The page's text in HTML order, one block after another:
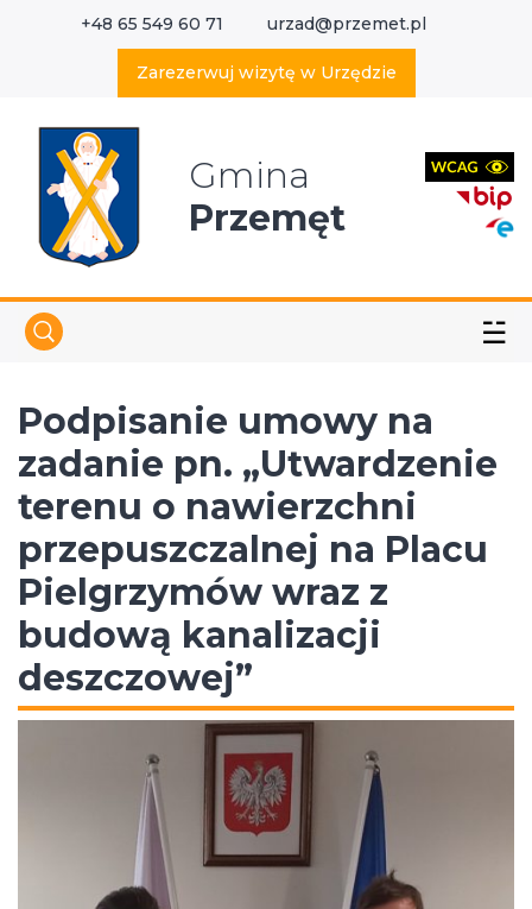
+48 65 549 60 71 urzad@przemet.pl
Zarezerwuj wizytę w Urzędzie
Gmina
Przemęt
☱
Podpisanie umowy na
zadanie pn. „Utwardzenie
terenu o nawierzchni
przepuszczalnej na Placu
Pielgrzymów wraz z
budową kanalizacji
deszczowej”
Wyszukaj w serwisie